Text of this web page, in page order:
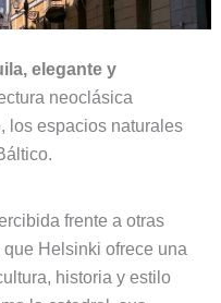
elegante y
neoclásica
los espacios naturales
frente a otras
Helsinki ofrece una
historia y estilo